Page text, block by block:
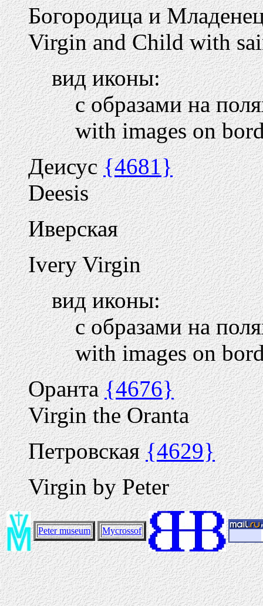
Богородица и
Virgin and Child with
вид иконы:
с образами на
with images on
Деисус{4681}
Deesis
Иверская
Ivery Virgin
вид иконы:
с образами на
with images on
Оранта{4676}
Virgin the Oranta
Петровская{4629}
Virgin by Peter
Peter museum Mycrossof